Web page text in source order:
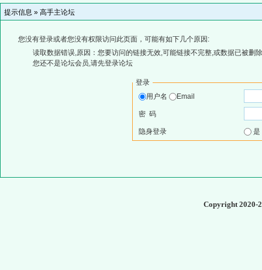
提示信息 » 高手主论坛
您没有登录或者您没有权限访问此页面，可能有如下几个原因:
读取数据错误,原因：您要访问的链接无效,可能链接不完整,或数据已被删
您还不是论坛会员,请先登录论坛
登录
用户名
Email
密 码
隐身登录
Copyright 2020-